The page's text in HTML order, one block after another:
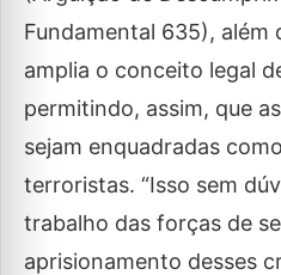
Fundamental 635), além
amplia o conceito legal
permitindo, assim, que
sejam enquadradas
terroristas. “Isso sem
trabalho das forças de
aprisionamento desses